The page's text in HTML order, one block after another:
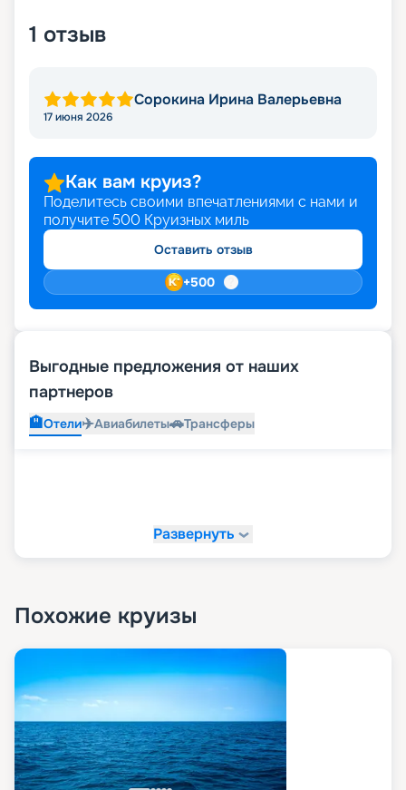
1 отзыв
Сорокина Ирина Валерьевна
17 июня 2026
Как вам круиз?
Поделитесь своими впечатлениями с нами и
получите 500 Круизных миль
Оставить отзыв
+500
Выгодные предложения от наших
партнеров
🏨Отели✈️Авиабилеты🚗Трансферы
Развернуть
Похожие круизы